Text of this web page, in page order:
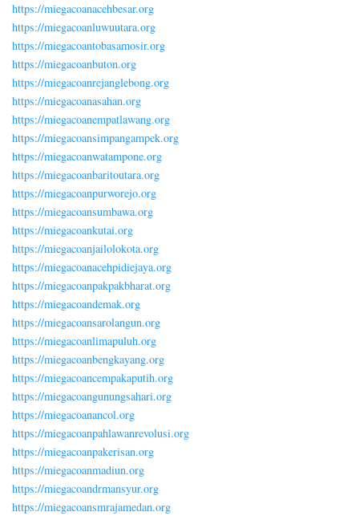
https://miegacoanacehbesar.org
https://miegacoanluwuutara.org
https://miegacoantobasamosir.org
https://miegacoanbuton.org
https://miegacoanrejanglebong.org
https://miegacoanasahan.org
https://miegacoanempatlawang.org
https://miegacoansimpangampek.org
https://miegacoanwatampone.org
https://miegacoanbaritoutara.org
https://miegacoanpurworejo.org
https://miegacoansumbawa.org
https://miegacoankutai.org
https://miegacoanjailolokota.org
https://miegacoanacehpidiejaya.org
https://miegacoanpakpakbharat.org
https://miegacoandemak.org
https://miegacoansarolangun.org
https://miegacoanlimapuluh.org
https://miegacoanbengkayang.org
https://miegacoancempakaputih.org
https://miegacoangunungsahari.org
https://miegacoanancol.org
https://miegacoanpahlawanrevolusi.org
https://miegacoanpakerisan.org
https://miegacoanmadiun.org
https://miegacoandrmansyur.org
https://miegacoansmrajamedan.org